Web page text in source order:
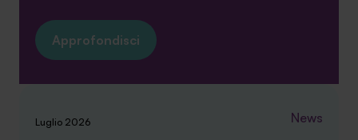
Approfondisci
Luglio 2026 News